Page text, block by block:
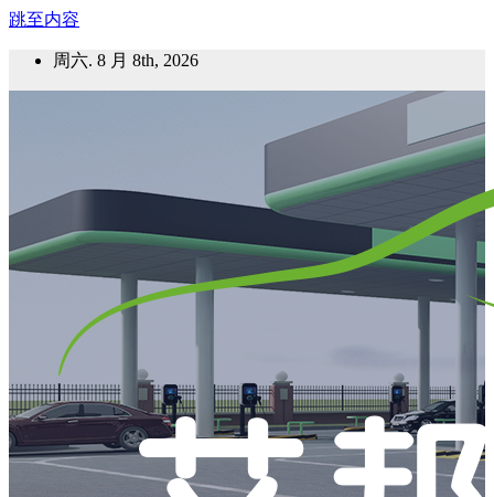
跳至内容
周六. 8 月 8th, 2026